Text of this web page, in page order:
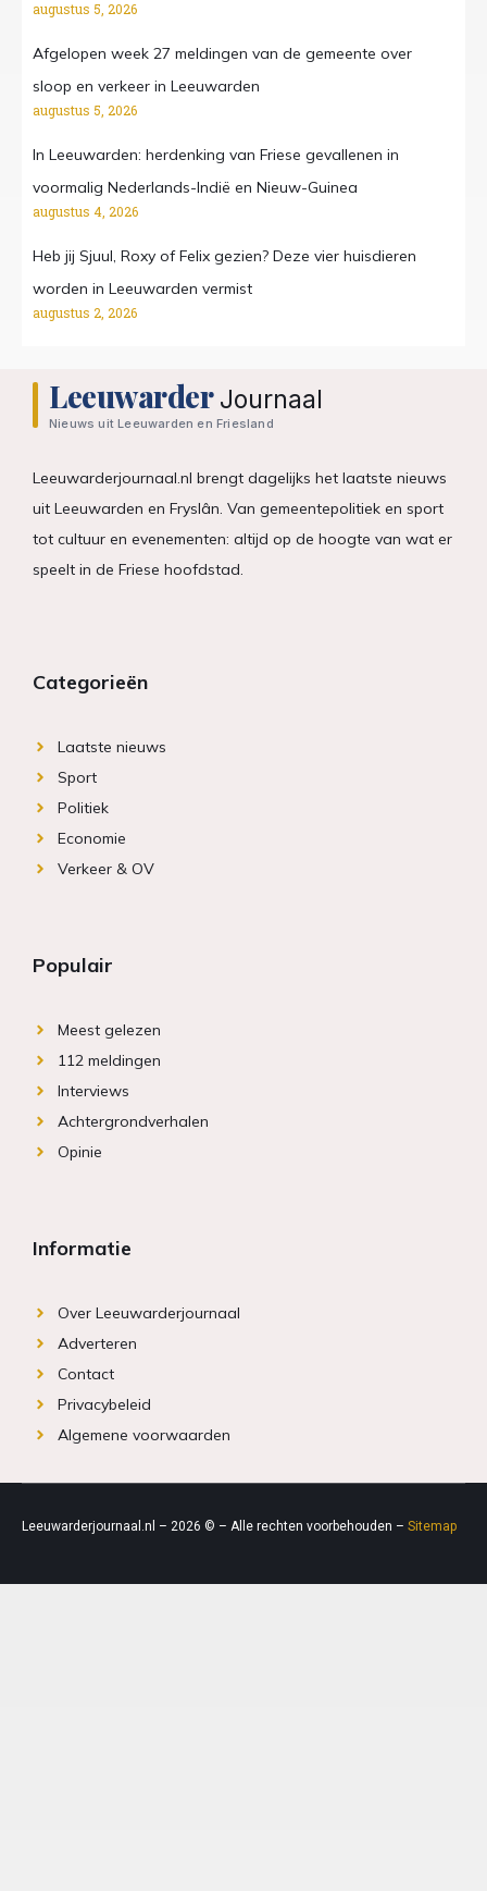
augustus 5, 2026
Afgelopen week 27 meldingen van de gemeente over
sloop en verkeer in Leeuwarden
augustus 5, 2026
In Leeuwarden: herdenking van Friese gevallenen in
voormalig Nederlands-Indië en Nieuw-Guinea
augustus 4, 2026
Heb jij Sjuul, Roxy of Felix gezien? Deze vier huisdieren
worden in Leeuwarden vermist
augustus 2, 2026
Leeuwarder Journaal
Nieuws uit Leeuwarden en Friesland
Leeuwarderjournaal.nl brengt dagelijks het laatste nieuws
uit Leeuwarden en Fryslân. Van gemeentepolitiek en sport
tot cultuur en evenementen: altijd op de hoogte van wat er
speelt in de Friese hoofdstad.
Categorieën
Laatste nieuws
Sport
Politiek
Economie
Verkeer & OV
Populair
Meest gelezen
112 meldingen
Interviews
Achtergrondverhalen
Opinie
Informatie
Over Leeuwarderjournaal
Adverteren
Contact
Privacybeleid
Algemene voorwaarden
Leeuwarderjournaal.nl – 2026 © – Alle rechten voorbehouden – Sitemap